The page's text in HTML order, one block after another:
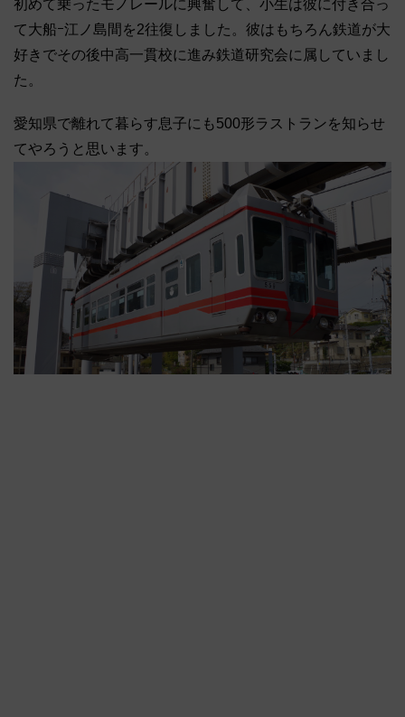
初めて乗ったモノレールに興奮して、小生は彼に付き合っ
て大船ｰ江ノ島間を2往復しました。彼はもちろん鉄道が大
好きでその後中高一貫校に進み鉄道研究会に属していまし
た。
愛知県で離れて暮らす息子にも500形ラストランを知らせ
てやろうと思います。